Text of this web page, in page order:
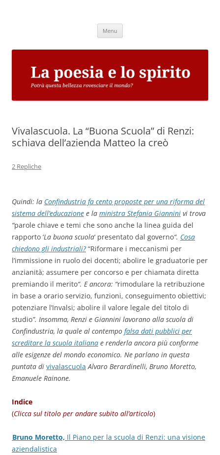
Menu
Vivalascuola. La “Buona Scuola” di Renzi:
schiava dell’azienda Matteo la creò
2 Repliche
Quindi: la Confindustria fa cento proposte per una riforma del
sistema dell’educazione e la ministra Stefania Giannini vi trova
“parole chiave e temi che sono anche la linea guida del
rapporto ‘La buona scuola‘ presentato dal governo“. Cosa
chiedono gli industriali?“Riformare i meccanismi per
l’immissione in ruolo dei docenti; abolire le graduatorie per
anzianità; assumere per concorso e per chiamata diretta
premiando il merito“. E ancora: “rimodulare la retribuzione
in base a orario servizio, funzioni, conseguimento obiettivi;
potenziare l’Invalsi; abolire il valore legale del titolo di
studio”. Insomma, Renzi e Giannini lavorano alla scuola di
Confindustria, la quale al contempo falsa dati pubblici per
screditare la scuola italiana e renderla ancora più conforme
alle esigenze del mondo economico. Ne parlano in questa
puntata di vivalascuola Alvaro Berardinelli, Bruno Moretto,
Emanuele Rainone.
Indice
(Clicca sul titolo per andare subito all’articolo)
Bruno Moretto, Il Piano per la scuola di Renzi: una visione
aziendalistica